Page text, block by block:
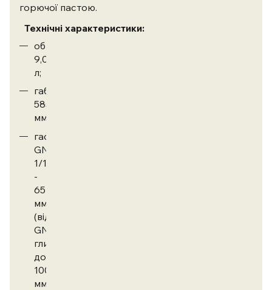
горючої пастою.
Технічні характеристики:
об`єм
9,0
л;
габарити:
585x385x315
мм;
гастроёмкость
GN
1/1
-
65
мм
(відповідає
GN
глибиною
до
100
мм)